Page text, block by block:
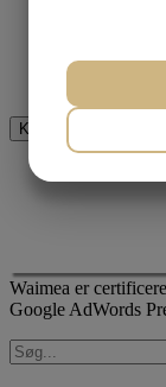
Jeg er ikke
Waimea er
Google AdWords